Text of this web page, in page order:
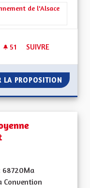
La Culture, l'Education et
de l'Alsace
51 51 ABONNÉS
SUIVRE
LA PROPOSITION
68720Ma
Convention